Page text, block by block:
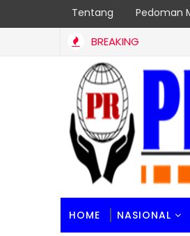
Tentang Pedoman
BREAKING
Sumbar, Borong 2 Prestasi Sekaligus
HOME NASIONAL